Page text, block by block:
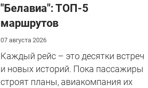
"Белавиа": ТОП-5
маршрутов
07 августа 2026
Каждый рейс – это десятки встреч
и новых историй. Пока пассажиры
строят планы, авиакомпания их